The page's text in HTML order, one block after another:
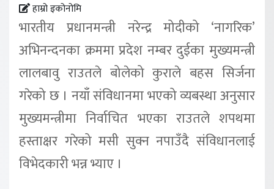
हाम्रो इकोनोमि
भारतीय प्रधानमन्त्री नरेन्द्र मोदीको ‘नागरिक’
अभिनन्दनका क्रममा प्रदेश नम्बर दुईका मुख्यमन्त्री
लालबावु राउतले बोलेको कुराले बहस सिर्जना
गरेको छ । नयाँ संविधानमा भएको व्यबस्था अनुसार
मुख्यमन्त्रीमा निर्वाचित भएका राउतले शपथमा
हस्ताक्षर गरेको मसी सुक्न नपाउँदै संविधानलाई
विभेदकारी भन्न भ्याए ।